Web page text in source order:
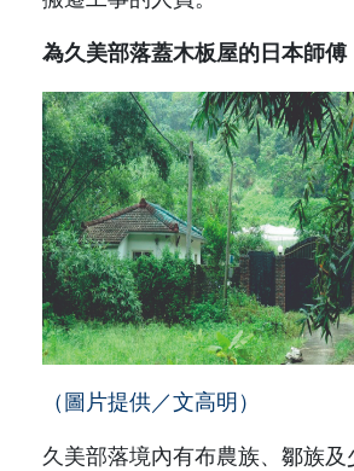
為久美部落蓋木板屋的日本師傅
（圖片提供／文高明）
久美部落境內有布農族、鄒族